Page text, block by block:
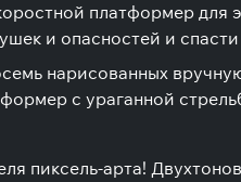
платформер для
и опасностей и
нарисованных
с ураганной
пиксель-арта!